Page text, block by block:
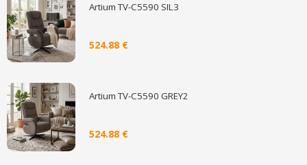
Artium TV-C5590 SIL3
524.88 €
Artium TV-C5590 GREY2
524.88 €